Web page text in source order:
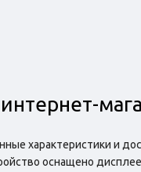
характеристики и
оснащено